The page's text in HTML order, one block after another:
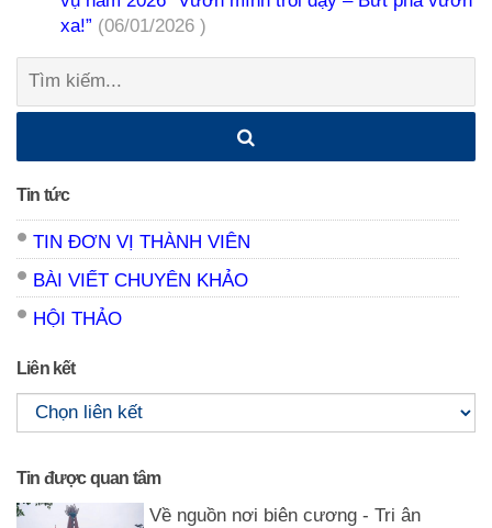
xa!” (06/01/2026 )
Tìm
Tin tức
TIN ĐƠN VỊ THÀNH VIÊN
BÀI VIẾT CHUYÊN KHẢO
HỘI THẢO
Liên kết
Tin được quan tâm
Về nguồn nơi biên cương - Tri ân